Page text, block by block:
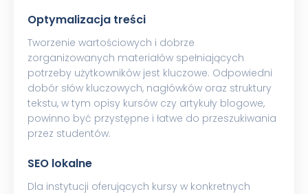
Optymalizacja treści
Tworzenie wartościowych i dobrze
zorganizowanych materiałów spełniających
potrzeby użytkowników jest kluczowe. Odpowiedni
dobór słów kluczowych, nagłówków oraz struktury
tekstu, w tym opisy kursów czy artykuły blogowe,
powinno być przystępne i łatwe do przeszukiwania
przez studentów.
SEO lokalne
Dla instytucji oferujących kursy w konkretnych